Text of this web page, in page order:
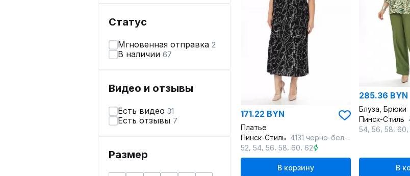
Статус
Мгновенная отправка 2
В наличии 67
Видео и отзывы
Есть видео 31
Есть отзывы 7
Размер
171.22 BYN
Платье
Пинск-Стиль 4131 черно-белый
52 54 56 58 60 62
В корзину
285.36 BYN
Блуза, Брюки
Пинск-Стиль
54 56 58 60
В